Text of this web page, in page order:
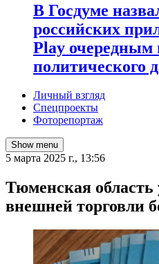
В Госдуме
российских
Play очередным
политического
Личный взгляд
Спецпроекты
Фоторепортаж
Show menu
5 марта 2025 г., 13:56
Тюменская область
внешней торговли